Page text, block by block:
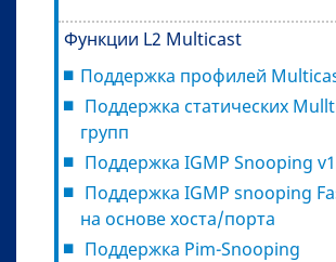
Функции L2 Multicast
Поддержка профилей
Поддержка статических
групп
Поддержка IGMP Snooping
Поддержка IGMP snooping
на основе хоста/порта
Поддержка Pim-Snooping